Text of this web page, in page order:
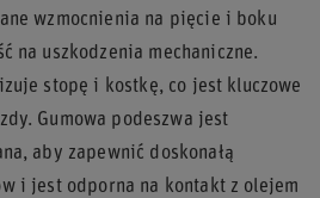
wzmocnienia na pięcie i boku
na uszkodzenia mechaniczne.
stopę i kostkę, co jest kluczowe
Gumowa podeszwa jest
aby zapewnić doskonałą
i jest odporna na kontakt z olejem